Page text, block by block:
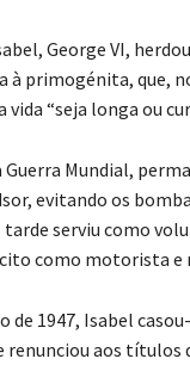
George VI,
à primogénita, que,
“seja longa ou
Guerra Mundial,
evitando os
tarde serviu como
como motorista e
de 1947, Isabel
aos títulos